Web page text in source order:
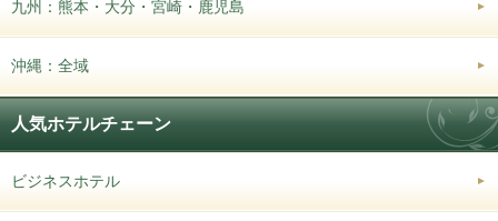
九州：熊本・大分・宮崎・鹿児島
沖縄：全域
人気ホテルチェーン
ビジネスホテル